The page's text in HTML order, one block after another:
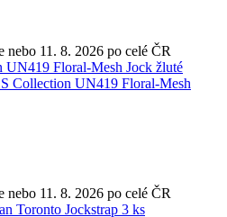
nebo 11. 8. 2026 po celé ČR
Collection UN419 Floral-Mesh
nebo 11. 8. 2026 po celé ČR